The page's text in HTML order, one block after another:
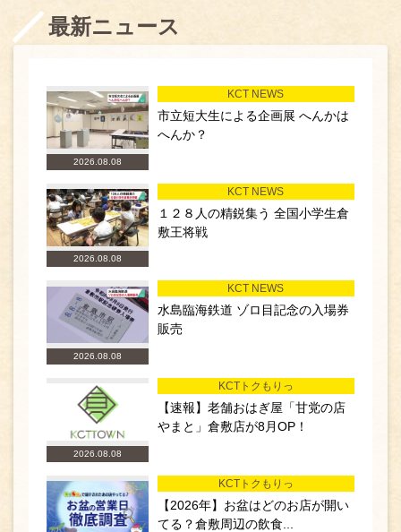
最新ニュース
2026.08.08
KCT NEWS
市立短大生による企画展 へんかは
へんか？
2026.08.08
KCT NEWS
１２８人の精鋭集う 全国小学生倉
敷王将戦
2026.08.08
KCT NEWS
水島臨海鉄道 ゾロ目記念の入場券
販売
2026.08.08
KCTトクもりっ
【速報】老舗おはぎ屋「甘党の店
やまと」倉敷店が8月OP！
KCTトクもりっ
【2026年】お盆はどのお店が開い
てる？倉敷周辺の飲食...